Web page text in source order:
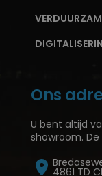
Ons
U bent altijd
showroom.
4861 TD